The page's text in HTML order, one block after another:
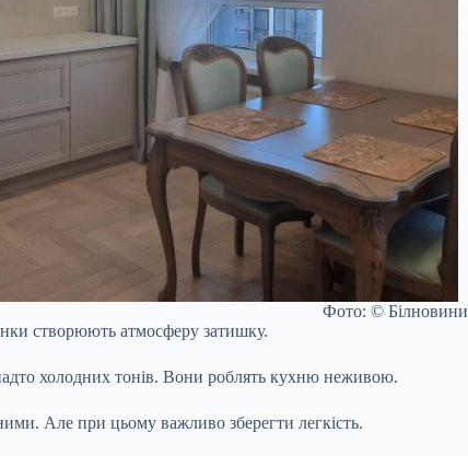
Фото: © Білновини
створюють атмосферу затишку.
холодних тонів. Вони роблять кухню неживою.
Але при цьому важливо зберегти легкість.